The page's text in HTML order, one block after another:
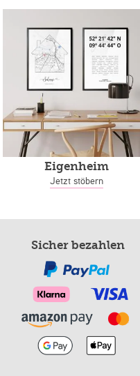
Eigenheim
Jetzt stöbern
Sicher bezahlen